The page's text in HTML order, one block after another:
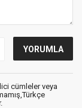
cümleler veya